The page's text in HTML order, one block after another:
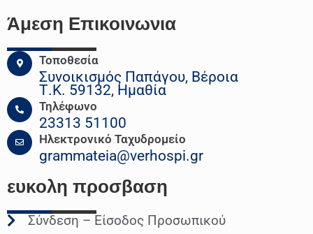
Άμεση Επικοινωνια
Τοποθεσία
Συνοικισμός Παπάγου, Βέροια
Τ.Κ. 59132, Ημαθία
Τηλέφωνο
23313 51100
Ηλεκτρονικό Ταχυδρομείο
grammateia@verhospi.gr
ευκολη προσβαση
Σύνδεση – Είσοδος Προσωπικού